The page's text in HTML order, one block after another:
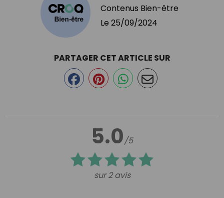
Contenus Bien-être
Le 25/09/2024
5.0/5
sur 2 avis
PARTAGER CET ARTICLE SUR